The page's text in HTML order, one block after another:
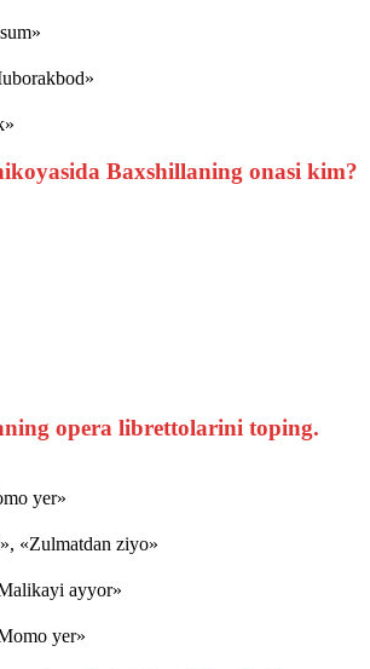
Baxshillaning onasi kim?
opera librettolarini toping.
yer»
«Zulmatdan ziyo»
ayyor»
yer»